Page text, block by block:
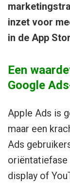
inzet voor
in de App
Een
Google
Apple Ads is
maar een
Ads
display of